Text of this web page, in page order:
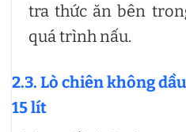
tra thức ăn bên
quá trình nấu.
2.3. Lò chiên không
15 lít